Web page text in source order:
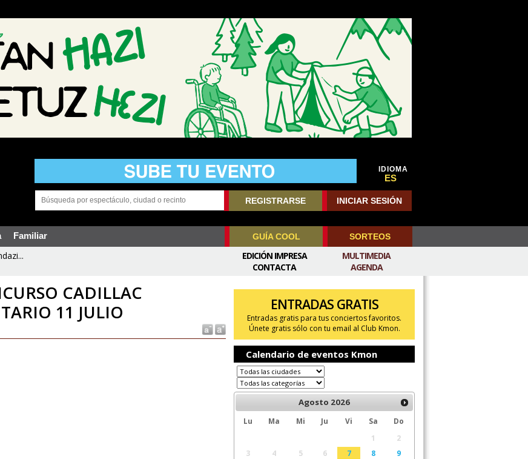
IDIOMA
ES
REGISTRARSE INICIAR SESIÓN
Familiar GUÍA COOL SORTEOS
MULTIMEDIA
AGENDA
EDICIÓN IMPRESA
CONTACTA
CADILLAC
11 JULIO
ENTRADAS GRATIS
Entradas gratis para tus conciertos favoritos.
Únete gratis sólo con tu email al Club Kmon.
Calendario de eventos Kmon
Agosto 2026
Lu Ma Mi Ju Vi Sa
Do
1
2
3
4 5 6 7 8
9